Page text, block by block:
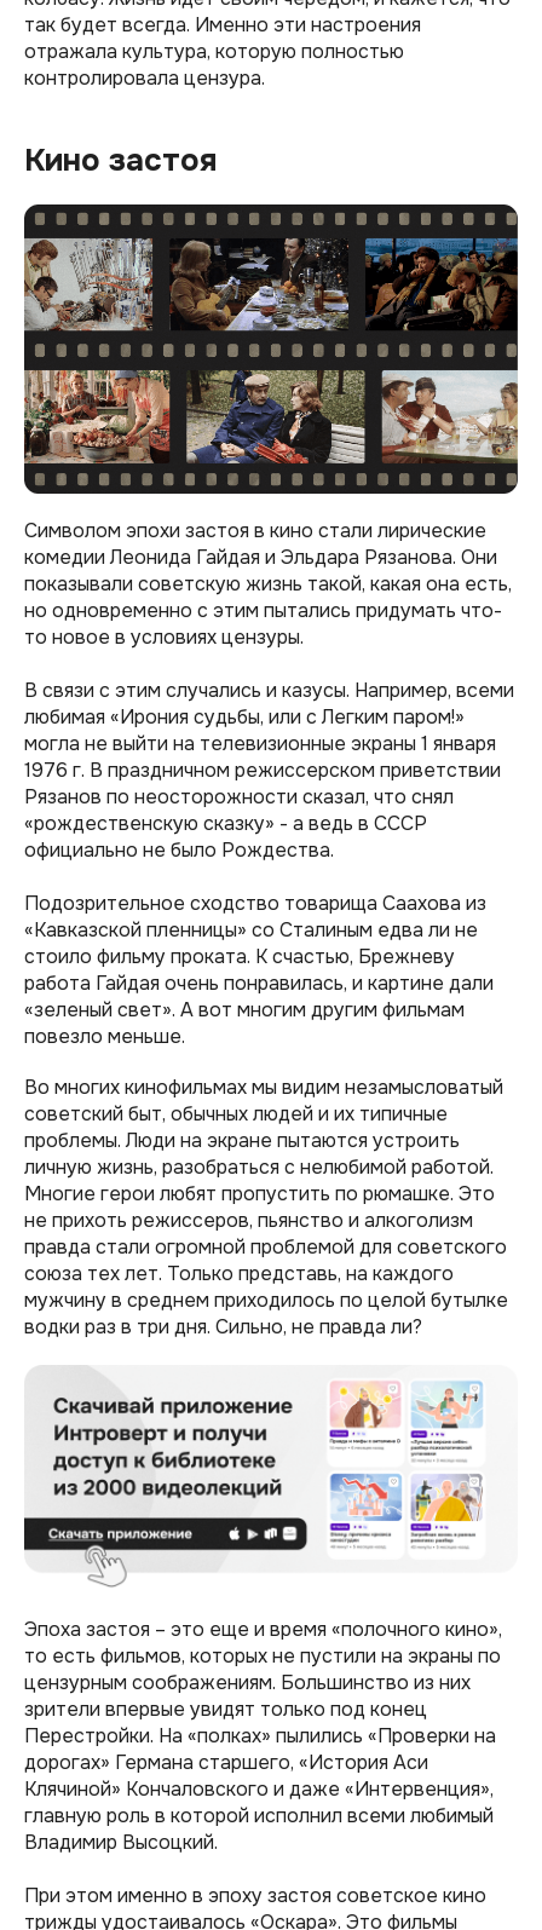
так будет всегда. Именно эти настроения
отражала культура, которую полностью
контролировала цензура.
Кино застоя
Символом эпохи застоя в кино стали лирические
комедии Леонида Гайдая и Эльдара Рязанова. Они
показывали советскую жизнь такой, какая она есть,
но одновременно с этим пытались придумать что-
то новое в условиях цензуры.
В связи с этим случались и казусы. Например, всеми
любимая «Ирония судьбы, или с Легким паром!»
могла не выйти на телевизионные экраны 1 января
1976 г. В праздничном режиссерском приветствии
Рязанов по неосторожности сказал, что снял
«рождественскую сказку» - а ведь в СССР
официально не было Рождества.
Подозрительное сходство товарища Саахова из
«Кавказской пленницы» со Сталиным едва ли не
стоило фильму проката. К счастью, Брежневу
работа Гайдая очень понравилась, и картине дали
«зеленый свет». А вот многим другим фильмам
повезло меньше.
Во многих кинофильмах мы видим незамысловатый
советский быт, обычных людей и их типичные
проблемы. Люди на экране пытаются устроить
личную жизнь, разобраться с нелюбимой работой.
Многие герои любят пропустить по рюмашке. Это
не прихоть режиссеров, пьянство и алкоголизм
правда стали огромной проблемой для советского
союза тех лет. Только представь, на каждого
мужчину в среднем приходилось по целой бутылке
водки раз в три дня. Сильно, не правда ли?
Эпоха застоя – это еще и время «полочного кино»,
то есть фильмов, которых не пустили на экраны по
цензурным соображениям. Большинство из них
зрители впервые увидят только под конец
Перестройки. На «полках» пылились «Проверки на
дорогах» Германа старшего, «История Аси
Клячиной» Кончаловского и даже «Интервенция»,
главную роль в которой исполнил всеми любимый
Владимир Высоцкий.
При этом именно в эпоху застоя советское кино
трижды удостаивалось «Оскара». Это фильмы